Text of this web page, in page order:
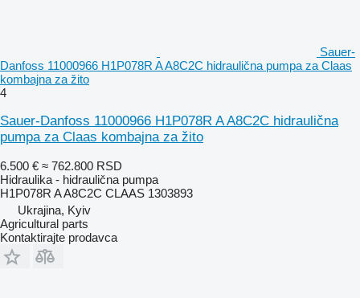
Sauer-
Danfoss 11000966 H1P078R A A8C2C hidraulična pumpa za Claas
kombajna za žito
4
Sauer-Danfoss 11000966 H1P078R A A8C2C hidraulična
pumpa za Claas kombajna za žito
6.500 € ≈ 762.800 RSD
Hidraulika - hidraulična pumpa
H1P078R A A8C2C CLAAS 1303893
Ukrajina, Kyiv
Agricultural parts
Kontaktirajte prodavca